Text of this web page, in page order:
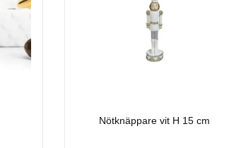
Nötknäppare vit H 15 cm